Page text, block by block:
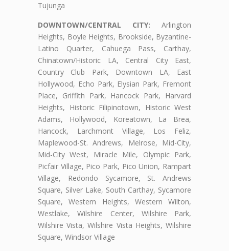
Tujunga
DOWNTOWN/CENTRAL CITY: Arlington
Heights, Boyle Heights, Brookside, Byzantine-
Latino Quarter, Cahuega Pass, Carthay,
Chinatown/Historic LA, Central City East,
Country Club Park, Downtown LA, East
Hollywood, Echo Park, Elysian Park, Fremont
Place, Griffith Park, Hancock Park, Harvard
Heights, Historic Filipinotown, Historic West
Adams, Hollywood, Koreatown, La Brea,
Hancock, Larchmont Village, Los Feliz,
Maplewood-St. Andrews, Melrose, Mid-City,
Mid-City West, Miracle Mile, Olympic Park,
Picfair Village, Pico Park, Pico Union, Rampart
Village, Redondo Sycamore, St. Andrews
Square, Silver Lake, South Carthay, Sycamore
Square, Western Heights, Western Wilton,
Westlake, Wilshire Center, Wilshire Park,
Wilshire Vista, Wilshire Vista Heights, Wilshire
Square, Windsor Village